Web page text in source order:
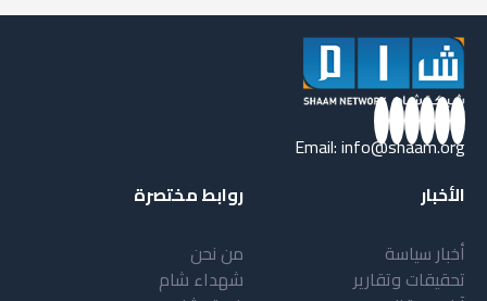
Email:info@shaam.org
الأخبار
أخبار سياسة
تحقيقات وتقارير
روابط مختصرة
من نحن
شهداء شام